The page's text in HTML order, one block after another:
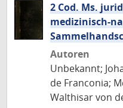
2 Cod. Ms.
medizinisch-
Autoren
Unbekannt;
de Franconia;
Walthisar von